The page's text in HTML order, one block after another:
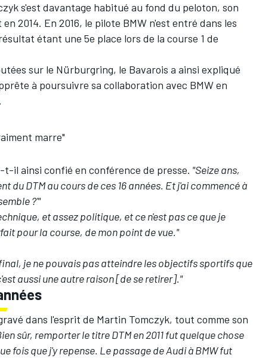
s'est davantage habitué au fond du peloton, son
2014. En 2016, le pilote BMW n'est entré dans les
étant une 5e place lors de la course 1 de
sur le Nürburgring, le Bavarois a ainsi expliqué
à poursuivre sa collaboration avec BMW en
marre"
t-il ainsi confié en conférence de presse. "Seize ans,
du DTM au cours de ces 16 années. Et j'ai commencé à
?'"
et assez politique, et ce n'est pas ce que je
pour la course, de mon point de vue."
je ne pouvais pas atteindre les objectifs sportifs que
aussi une autre raison [de se retirer]."
dans l'esprit de Martin Tomczyk, tout comme son
sûr, remporter le titre DTM en 2011 fut quelque chose
fois que j'y repense. Le passage de Audi à BMW fut